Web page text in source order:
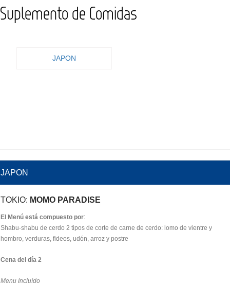
Suplemento de Comidas
JAPON
JAPON
TOKIO: MOMO PARADISE
El Menú está compuesto por:
Shabu-shabu de cerdo 2 tipos de corte de carne de cerdo: lomo de vientre y
hombro, verduras, fideos, udón, arroz y postre
Cena del día 2
Menu Incluído